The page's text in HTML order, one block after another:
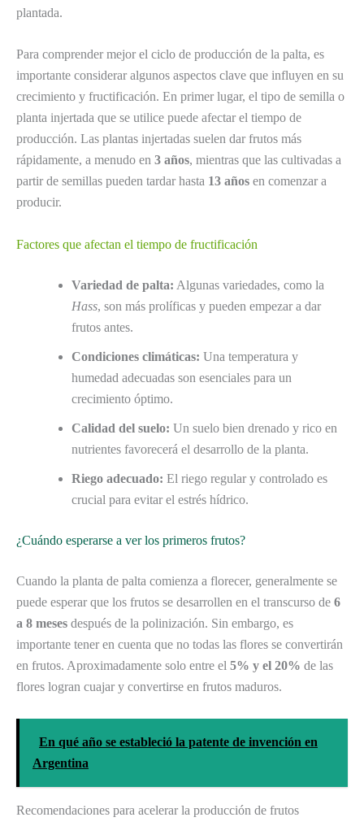
plantada.
Para comprender mejor el ciclo de producción de la palta, es
importante considerar algunos aspectos clave que influyen en su
crecimiento y fructificación. En primer lugar, el tipo de semilla o
planta injertada que se utilice puede afectar el tiempo de
producción. Las plantas injertadas suelen dar frutos más
rápidamente, a menudo en 3 años, mientras que las cultivadas a
partir de semillas pueden tardar hasta 13 años en comenzar a
producir.
Factores que afectan el tiempo de fructificación
Variedad de palta: Algunas variedades, como la
Hass, son más prolíficas y pueden empezar a dar
frutos antes.
Condiciones climáticas: Una temperatura y
humedad adecuadas son esenciales para un
crecimiento óptimo.
Calidad del suelo: Un suelo bien drenado y rico en
nutrientes favorecerá el desarrollo de la planta.
Riego adecuado: El riego regular y controlado es
crucial para evitar el estrés hídrico.
¿Cuándo esperarse a ver los primeros frutos?
Cuando la planta de palta comienza a florecer, generalmente se
puede esperar que los frutos se desarrollen en el transcurso de 6
a 8 meses después de la polinización. Sin embargo, es
importante tener en cuenta que no todas las flores se convertirán
en frutos. Aproximadamente solo entre el 5% y el 20% de las
flores logran cuajar y convertirse en frutos maduros.
En qué año se estableció la patente de invención en
Argentina
Recomendaciones para acelerar la producción de frutos